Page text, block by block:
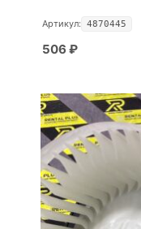
Артикул: 4870445
506 ₽